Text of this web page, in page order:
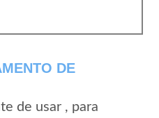
DE
de usar , para